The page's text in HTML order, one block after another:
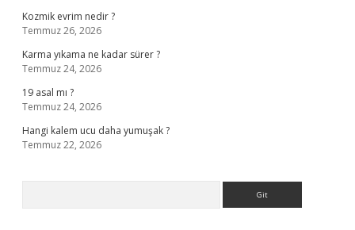
Kozmik evrim nedir ?
Temmuz 26, 2026
Karma yıkama ne kadar sürer ?
Temmuz 24, 2026
19 asal mı ?
Temmuz 24, 2026
Hangi kalem ucu daha yumuşak ?
Temmuz 22, 2026